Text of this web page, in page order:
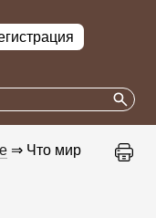
⇒ Что мир